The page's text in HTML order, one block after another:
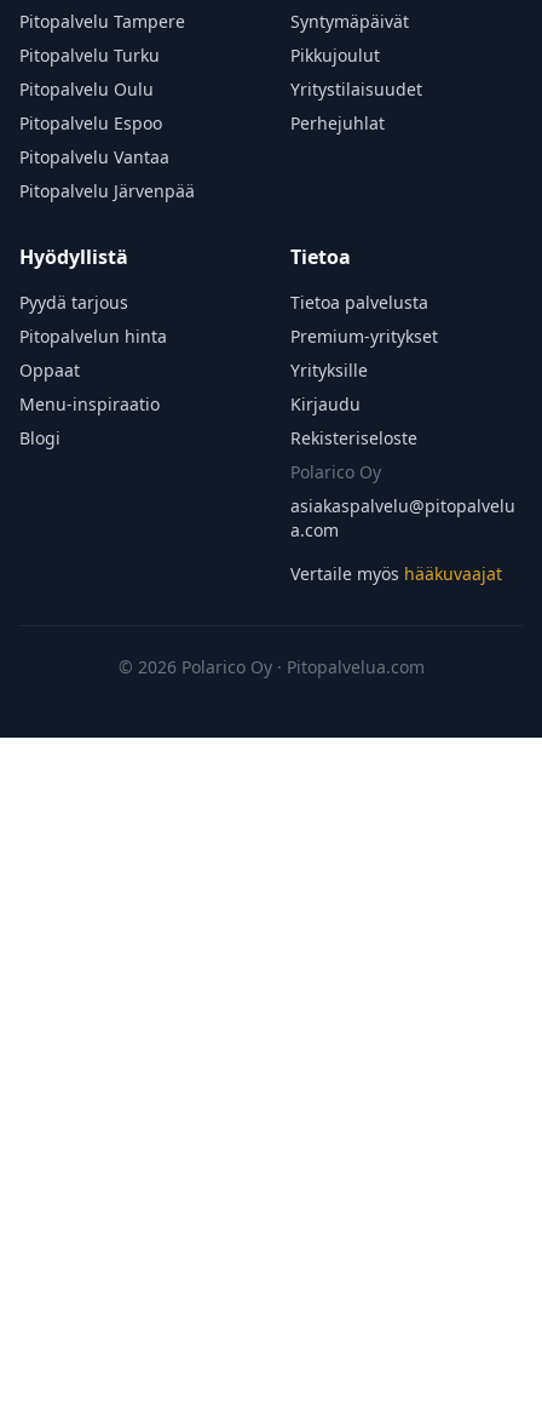
Pitopalvelu Tampere
Pitopalvelu Turku
Pitopalvelu Oulu
Pitopalvelu Espoo
Pitopalvelu Vantaa
Pitopalvelu Järvenpää
Syntymäpäivät
Pikkujoulut
Yritystilaisuudet
Perhejuhlat
Hyödyllistä
Pyydä tarjous
Pitopalvelun hinta
Oppaat
Menu-inspiraatio
Blogi
Tietoa
Tietoa palvelusta
Premium-yritykset
Yrityksille
Kirjaudu
Rekisteriseloste
Polarico Oy
asiakaspalvelu@pitopalvelu
a.com
Vertaile myös hääkuvaajat
© 2026 Polarico Oy · Pitopalvelua.com